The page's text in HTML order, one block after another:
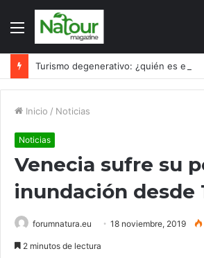
Menú
Inicio / Noticias
Noticias
Venecia sufre su
inundación desde
forumnatura.eu 18 noviembre, 2019
2 minutos de lectura